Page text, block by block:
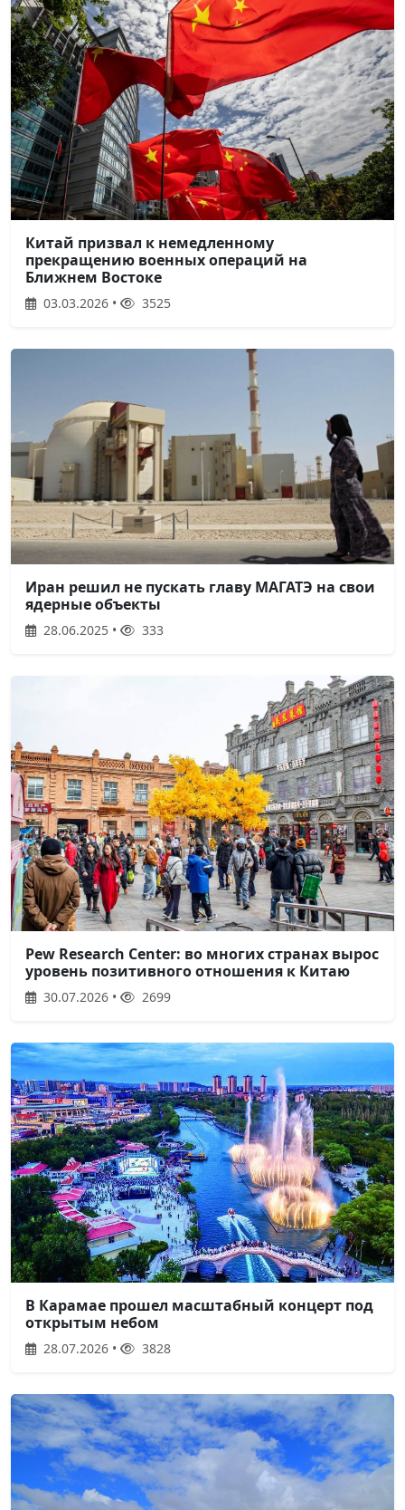
Китай призвал к немедленному
прекращению военных операций на
Ближнем Востоке
03.03.2026 • 3525
Иран решил не пускать главу МАГАТЭ на свои
ядерные объекты
28.06.2025 • 333
Pew Research Center: во многих странах вырос
уровень позитивного отношения к Китаю
30.07.2026 • 2699
В Карамае прошел масштабный концерт под
открытым небом
28.07.2026 • 3828